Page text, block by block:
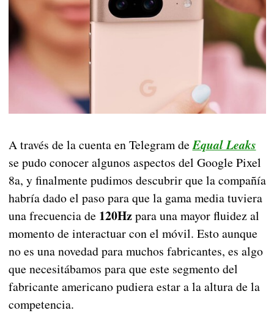
A través de la cuenta en Telegram deEqual Leaks
se pudo conocer algunos aspectos del Google Pixel
8a, y finalmente pudimos descubrir que la compañía
habría dado el paso para que la gama media tuviera
una frecuencia de 120Hzpara una mayor fluidez al
momento de interactuar con el móvil. Esto aunque
no es una novedad para muchos fabricantes, es algo
que necesitábamos para que este segmento del
fabricante americano pudiera estar a la altura de la
competencia.